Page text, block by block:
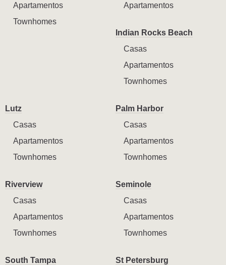
Apartamentos
Townhomes
Apartamentos
Indian Rocks Beach
Casas
Apartamentos
Townhomes
Lutz
Casas
Apartamentos
Townhomes
Palm Harbor
Casas
Apartamentos
Townhomes
Riverview
Casas
Apartamentos
Townhomes
Seminole
Casas
Apartamentos
Townhomes
South Tampa
St Petersburg